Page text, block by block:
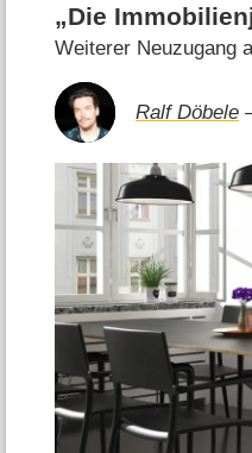
„Die
Weiterer Neuzugang
Ralf Döbele